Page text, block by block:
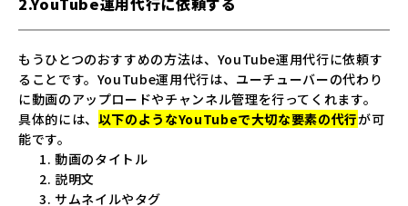
もうひとつのおすすめの方法は、YouTube運用代行に依頼す
ることです。YouTube運用代行は、ユーチューバーの代わり
に動画のアップロードやチャンネル管理を行ってくれます。
具体的には、 以下のようなYouTubeで大切な要素の代行が可
能です。
動画のタイトル
説明文
サムネイルやタグ